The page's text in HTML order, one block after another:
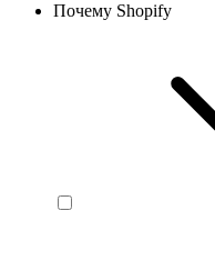
Почему Shopify